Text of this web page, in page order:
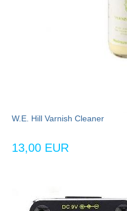
W.E. Hill Varnish Cleaner
13,00 EUR